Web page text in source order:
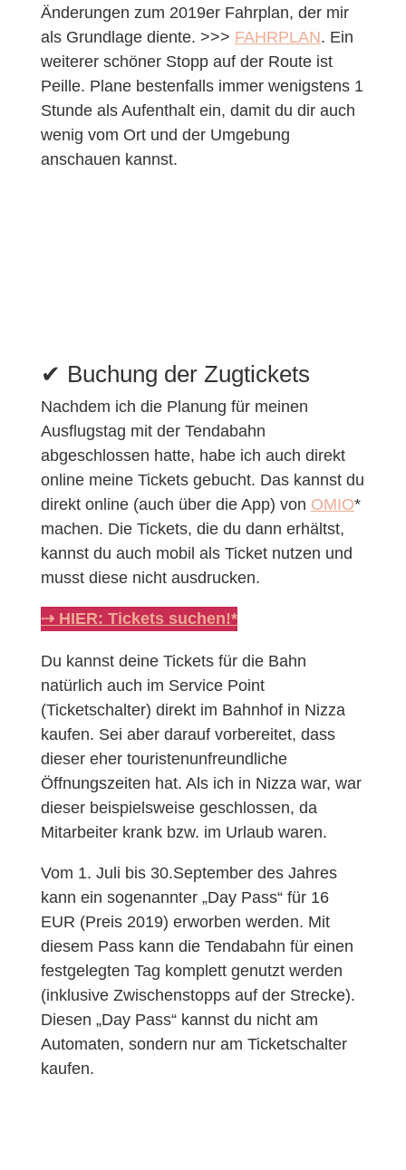
Änderungen zum 2019er Fahrplan, der mir
als Grundlage diente. >>> FAHRPLAN. Ein
weiterer schöner Stopp auf der Route ist
Peille. Plane bestenfalls immer wenigstens 1
Stunde als Aufenthalt ein, damit du dir auch
wenig vom Ort und der Umgebung
anschauen kannst.
✔︎ Buchung der Zugtickets
Nachdem ich die Planung für meinen
Ausflugstag mit der Tendabahn
abgeschlossen hatte, habe ich auch direkt
online meine Tickets gebucht. Das kannst du
direkt online (auch über die App) von OMIO*
machen. Die Tickets, die du dann erhältst,
kannst du auch mobil als Ticket nutzen und
musst diese nicht ausdrucken.
⇢ HIER: Tickets suchen!*
Du kannst deine Tickets für die Bahn
natürlich auch im Service Point
(Ticketschalter) direkt im Bahnhof in Nizza
kaufen. Sei aber darauf vorbereitet, dass
dieser eher touristenunfreundliche
Öffnungszeiten hat. Als ich in Nizza war, war
dieser beispielsweise geschlossen, da
Mitarbeiter krank bzw. im Urlaub waren.
Vom 1. Juli bis 30.September des Jahres
kann ein sogenannter „Day Pass“ für 16
EUR (Preis 2019) erworben werden. Mit
diesem Pass kann die Tendabahn für einen
festgelegten Tag komplett genutzt werden
(inklusive Zwischenstopps auf der Strecke).
Diesen „Day Pass“ kannst du nicht am
Automaten, sondern nur am Ticketschalter
kaufen.